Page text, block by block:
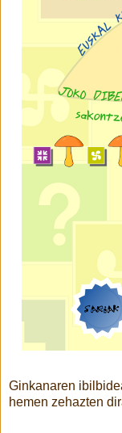
Ginkanaren
hemen zehazten